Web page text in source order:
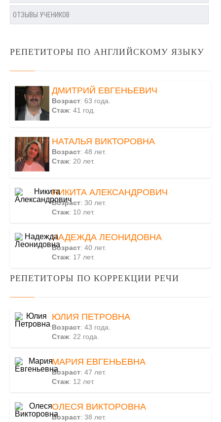
ОТЗЫВЫ УЧЕНИКОВ
РЕПЕТИТОРЫ ПО АНГЛИЙСКОМУ ЯЗЫКУ
ДМИТРИЙ ЕВГЕНЬЕВИЧ
Возраст: 63 года.
Стаж: 41 год.
НАТАЛЬЯ ВИКТОРОВНА
Возраст: 48 лет.
Стаж: 20 лет.
НИКИТА АЛЕКСАНДРОВИЧ
Возраст: 30 лет.
Стаж: 10 лет.
НАДЕЖДА ЛЕОНИДОВНА
Возраст: 40 лет.
Стаж: 17 лет.
РЕПЕТИТОРЫ ПО КОРРЕКЦИИ РЕЧИ
ЮЛИЯ ПЕТРОВНА
Возраст: 43 года.
Стаж: 22 года.
МАРИЯ ЕВГЕНЬЕВНА
Возраст: 47 лет.
Стаж: 12 лет.
ОЛЕСЯ ВИКТОРОВНА
Возраст: 38 лет.